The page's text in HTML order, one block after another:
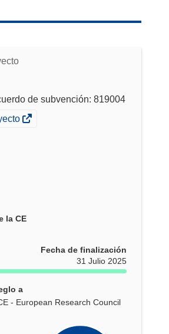
de subvención: 819004
la CE
Fecha de finalización
31 Julio 2025
a
- European Research Council